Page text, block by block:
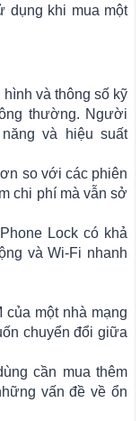
dụng khi mua một
và thông số kỹ
thường. Người
và hiệu suất
so với các phiên
chi phí mà vẫn sở
Lock có khả
và Wi-Fi nhanh
một nhà mạng
chuyển đổi giữa
cần mua thêm
vấn đề về ổn